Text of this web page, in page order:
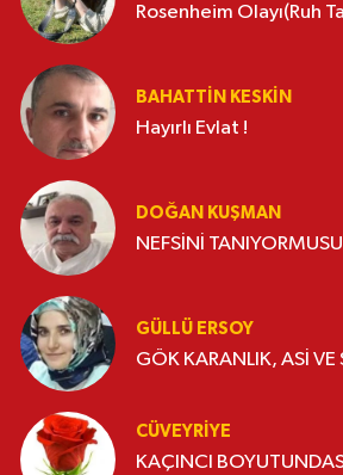
Rosenheim Olayı(Ruh
BAHATTIN KESKİN
Hayırlı Evlat !
DOĞAN KUŞMAN
NEFSİNİ
GÜLLÜ ERSOY
GÖK KARANLIK, ASİ VE
CÜVEYRIYE
KAÇINCI BOYUTUNDASIN